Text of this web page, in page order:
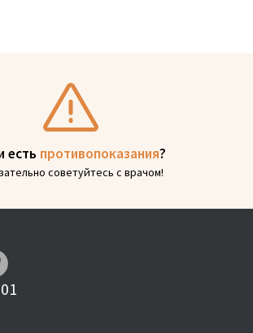
есть противопоказания?
советуйтесь с врачом!